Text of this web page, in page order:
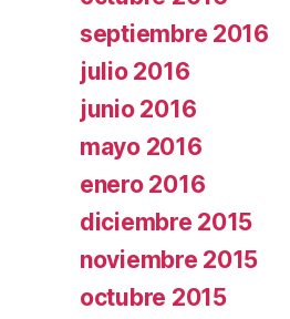
septiembre 2016
julio 2016
junio 2016
mayo 2016
enero 2016
diciembre 2015
noviembre 2015
octubre 2015